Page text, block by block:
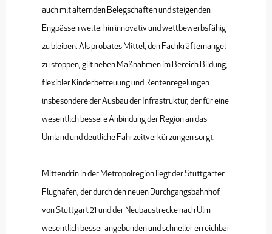
auch mit alternden Belegschaften und steigenden
Engpässen weiterhin innovativ und wettbewerbsfähig
zu bleiben. Als probates Mittel, den Fachkräftemangel
zu stoppen, gilt neben Maßnahmen im Bereich Bildung,
flexibler Kinderbetreuung und Rentenregelungen
insbesondere der Ausbau der Infrastruktur, der für eine
wesentlich bessere Anbindung der Region an das
Umland und deutliche Fahrzeitverkürzungen sorgt.
Mittendrin in der Metropolregion liegt der Stuttgarter
Flughafen, der durch den neuen Durchgangsbahnhof
von Stuttgart 21 und der Neubaustrecke nach Ulm
wesentlich besser angebunden und schneller erreichbar